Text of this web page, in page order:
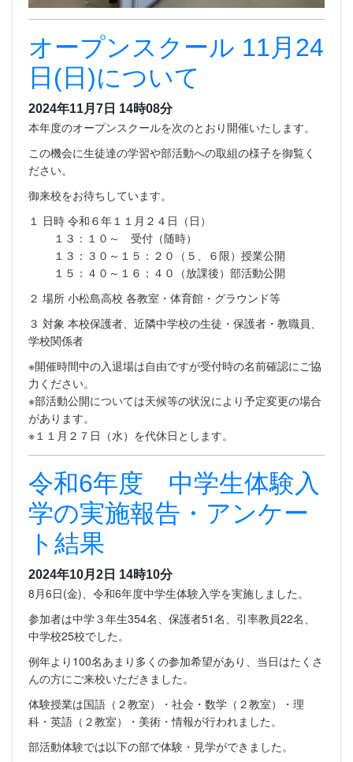
オープンスクール 11月24
日(日)について
2024年11月7日 14時08分
本年度のオープンスクールを次のとおり開催いたします。
この機会に生徒達の学習や部活動への取組の様子を御覧く
ださい。
御来校をお待ちしています。
１ 日時 令和６年１１月２４日（日）
１３：１０～ 受付（随時）
１３：３０～１５：２０（５、６限）授業公開
１５：４０～１６：４０（放課後）部活動公開
２ 場所 小松島高校 各教室・体育館・グラウンド等
３ 対象 本校保護者、近隣中学校の生徒・保護者・教職員、
学校関係者
※開催時間中の入退場は自由ですが受付時の名前確認にご協
力ください。
※部活動公開については天候等の状況により予定変更の場合
があります。
※１１月２７日（水）を代休日とします。
令和6年度 中学生体験入
学の実施報告・アンケー
ト結果
2024年10月2日 14時10分
8月6日(金)、令和6年度中学生体験入学を実施しました。
参加者は中学３年生354名、保護者51名、引率教員22名、
中学校25校でした。
例年より100名あまり多くの参加希望があり、当日はたくさ
んの方にご来校いただきました。
体験授業は国語（２教室）・社会・数学（２教室）・理
科・英語（２教室）・美術・情報が行われました。
部活動体験では以下の部で体験・見学ができました。